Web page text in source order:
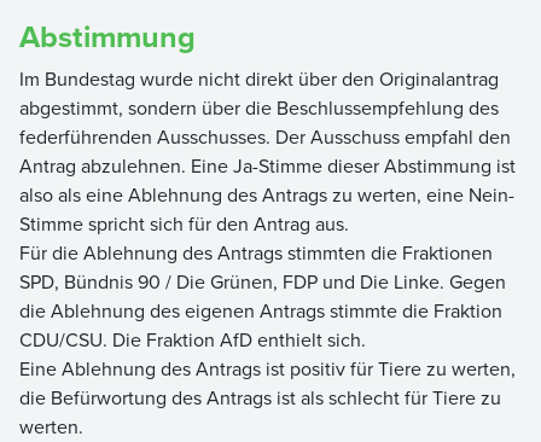
Abstimmung
Im Bundestag wurde nicht direkt über den Originalantrag
abgestimmt, sondern über die Beschlussempfehlung des
federführenden Ausschusses. Der Ausschuss empfahl den
Antrag abzulehnen. Eine Ja-Stimme dieser Abstimmung ist
also als eine Ablehnung des Antrags zu werten, eine Nein-
Stimme spricht sich für den Antrag aus.
Für die Ablehnung des Antrags stimmten die Fraktionen
SPD, Bündnis 90 / Die Grünen, FDP und Die Linke. Gegen
die Ablehnung des eigenen Antrags stimmte die Fraktion
CDU/CSU. Die Fraktion AfD enthielt sich.
Eine Ablehnung des Antrags ist positiv für Tiere zu werten,
die Befürwortung des Antrags ist als schlecht für Tiere zu
werten.